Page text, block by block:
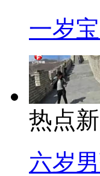
一岁
热点
六岁